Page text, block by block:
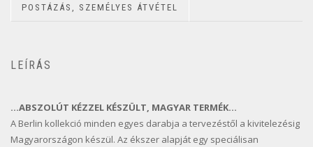
POSTÁZÁS, SZEMÉLYES ÁTVÉTEL
LEÍRÁS
…ABSZOLÚT KÉZZEL KÉSZÜLT, MAGYAR TERMÉK…
A Berlin kollekció minden egyes darabja a tervezéstől a kivitelezésig
Magyarországon készül. Az ékszer alapját egy speciálisan